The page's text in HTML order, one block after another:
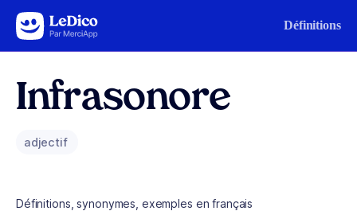
Aller au contenu Définitions
Infrasonore
adjectif
Définitions, synonymes, exemples en français